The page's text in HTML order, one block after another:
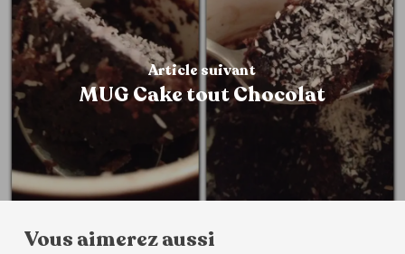
Article suivant
MUG Cake tout Chocolat
Vous aimerez aussi